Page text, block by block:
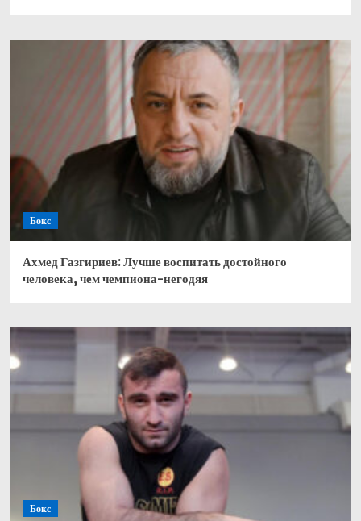
Бокс
Ахмед Газгириев: Лучше воспитать достойного
человека, чем чемпиона-негодяя
Бокс